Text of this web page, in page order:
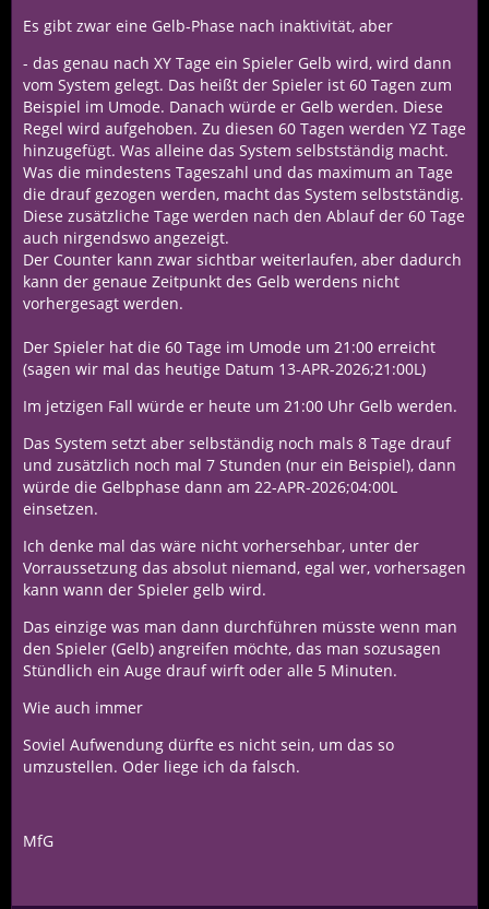
Es gibt zwar eine Gelb-Phase nach inaktivität, aber
- das genau nach XY Tage ein Spieler Gelb wird, wird dann
vom System gelegt. Das heißt der Spieler ist 60 Tagen zum
Beispiel im Umode. Danach würde er Gelb werden. Diese
Regel wird aufgehoben. Zu diesen 60 Tagen werden YZ Tage
hinzugefügt. Was alleine das System selbstständig macht.
Was die mindestens Tageszahl und das maximum an Tage
die drauf gezogen werden, macht das System selbstständig.
Diese zusätzliche Tage werden nach den Ablauf der 60 Tage
auch nirgendswo angezeigt.
Der Counter kann zwar sichtbar weiterlaufen, aber dadurch
kann der genaue Zeitpunkt des Gelb werdens nicht
vorhergesagt werden.
Der Spieler hat die 60 Tage im Umode um 21:00 erreicht
(sagen wir mal das heutige Datum 13-APR-2026;21:00L)
Im jetzigen Fall würde er heute um 21:00 Uhr Gelb werden.
Das System setzt aber selbständig noch mals 8 Tage drauf
und zusätzlich noch mal 7 Stunden (nur ein Beispiel), dann
würde die Gelbphase dann am 22-APR-2026;04:00L
einsetzen.
Ich denke mal das wäre nicht vorhersehbar, unter der
Vorraussetzung das absolut niemand, egal wer, vorhersagen
kann wann der Spieler gelb wird.
Das einzige was man dann durchführen müsste wenn man
den Spieler (Gelb) angreifen möchte, das man sozusagen
Stündlich ein Auge drauf wirft oder alle 5 Minuten.
Wie auch immer
Soviel Aufwendung dürfte es nicht sein, um das so
umzustellen. Oder liege ich da falsch.
MfG